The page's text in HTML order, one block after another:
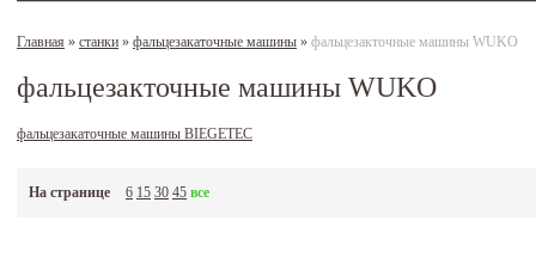
Главная » станки » фальцезакаточные машины » фальцезакточные машины WUKO
фальцезакточные машины WUKO
фальцезакаточные машины BIEGETEC
На странице 6 15 30 45 все